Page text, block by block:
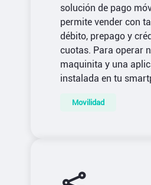
solución de pago
permite vender con
débito, prepago y
cuotas. Para operar
maquinita y una
instalada en tu
Movilidad